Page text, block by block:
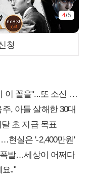
4/5
청
을"...또 소신 발언
, 아들 살해한 30대
초 지급 목표
현실은 '-2,400만원'
발…세상이 어쩌다
요.."